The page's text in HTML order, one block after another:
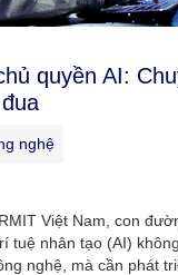
quyền AI:
nghệ
Việt Nam, con
tuệ nhân tạo (AI)
nghệ, mà cần phát